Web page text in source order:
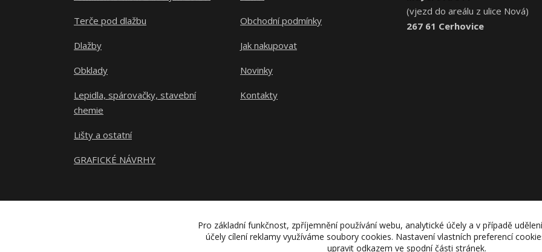
Terče pod dlažbu
Dlažby
Obklady
Lepidla, spárovačky, stavební
chemie
Lišty a ostatní
GRAFICKÉ NÁVRHY
Obchodní podmínky
Jak nakupovat
Novinky
Kontakty
(vjezd do areálu z ulice Nová)
267 61 Cerhovice
Upravit sběr cookies.
Pro základní funkčnost, zpříjemnění používání webu, analytické účely a v případě
účely cílení reklamy využíváme soubory cookies. Nastavení vlastních preferencí
upravit odkazem ve spodní části stránek.